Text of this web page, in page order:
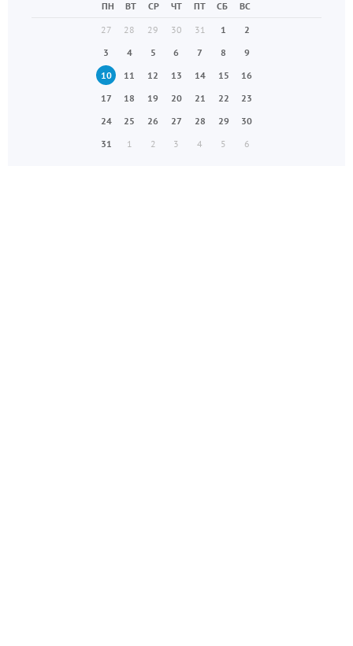
ПН ВТ СР ЧТ ПТ СБ
ВС
27
28 29 30 31 1
2
3
4 5 6 7 8
9
10
11 12 13 14 15
16
17
18 19 20 21 22
23
24
25 26 27 28 29
30
31
1 2 3 4 5 6